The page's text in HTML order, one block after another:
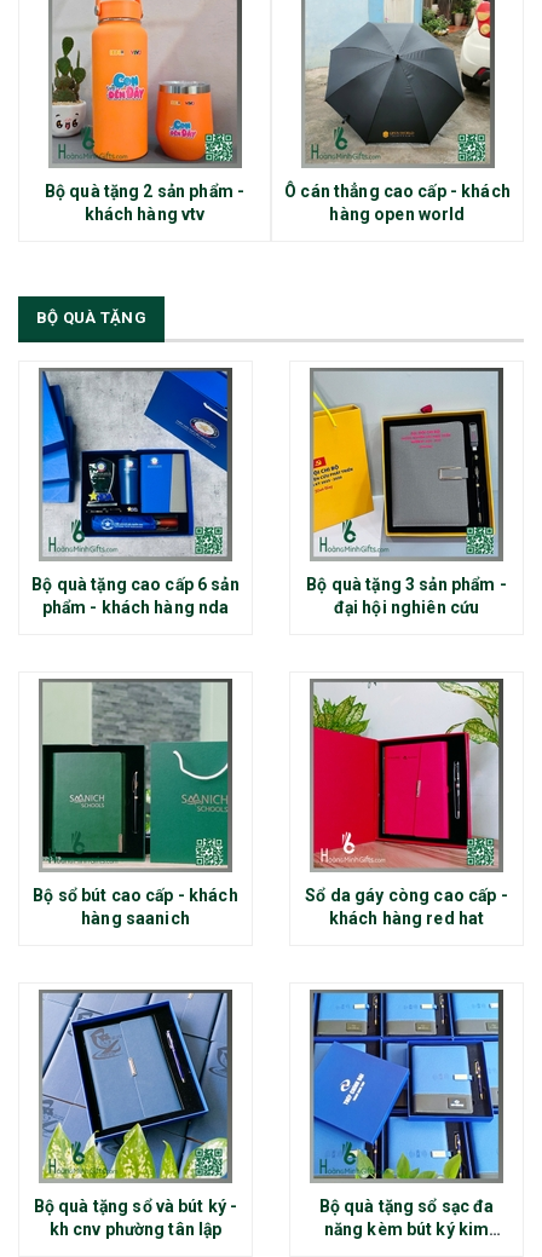
Bộ quà tặng 2 sản phẩm -
khách hàng vtv
Ô cán thẳng cao cấp - khách
hàng open world
BỘ QUÀ TẶNG
Bộ quà tặng cao cấp 6 sản
phẩm - khách hàng nda
Bộ quà tặng 3 sản phẩm -
đại hội nghiên cứu
Bộ sổ bút cao cấp - khách
hàng saanich
Sổ da gáy còng cao cấp -
khách hàng red hat
Bộ quà tặng sổ và bút ký -
kh cnv phường tân lập
Bộ quà tặng sổ sạc đa
năng kèm bút ký kim